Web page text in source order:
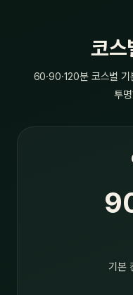
코스
60·90·120분 코스별 기
투
기본